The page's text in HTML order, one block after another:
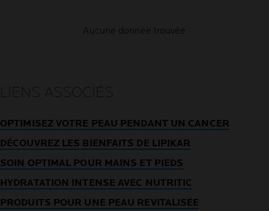
Aucune donnée trouvée
LIENS ASSOCIÉS
OPTIMISEZ VOTRE PEAU PENDANT UN CANCER
DÉCOUVREZ LES BIENFAITS DE LIPIKAR
SOIN OPTIMAL POUR MAINS ET PIEDS
HYDRATATION INTENSE AVEC NUTRITIC
PRODUITS POUR UNE PEAU REVITALISÉE